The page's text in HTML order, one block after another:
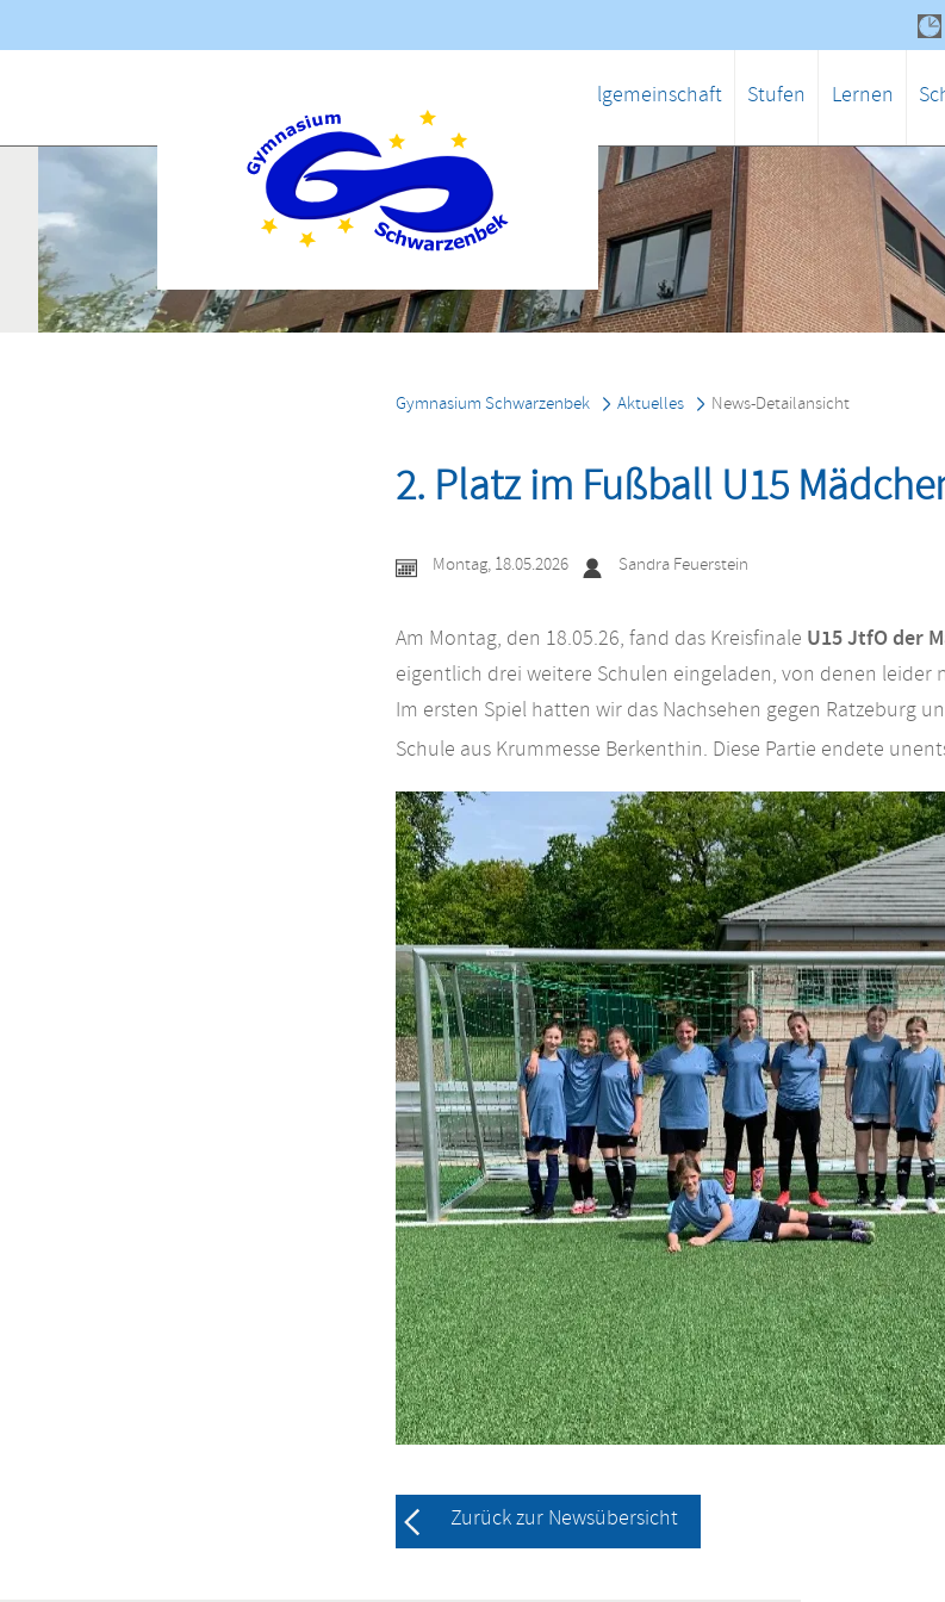
Navigation
Schulgemeinschaft Stufen Lernen
Gymnasium Schwarzenbek Aktuelles News-Detailansicht
2. Platz im Fußball U15
Montag, 18.05.2026 Sandra Feuerstein
Am Montag, den 18.05.26, fand das Kreisfinale U15 JtfO der
eigentlich drei weitere Schulen eingeladen, von denen
Im ersten Spiel hatten wir das Nachsehen gegen Ratzeburg
Schule aus Krummesse Berkenthin. Diese Partie endete
Zurück zur Newsübersicht